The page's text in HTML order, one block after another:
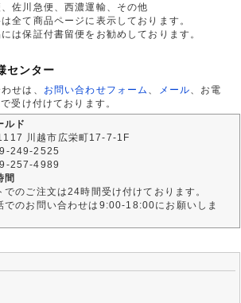
、佐川急便、西濃運輸、その他
全て商品ページに表示しております。
は保証付書留便をお勧めしております。
センター
せは、 お問い合わせフォーム メール 、お電
受け付けております。
ルド
川越市広栄町17-7-1F
249-2525
257-4989
間
でのご注文は24時間受け付けております。
でのお問い合わせは9:00-18:00にお願いしま